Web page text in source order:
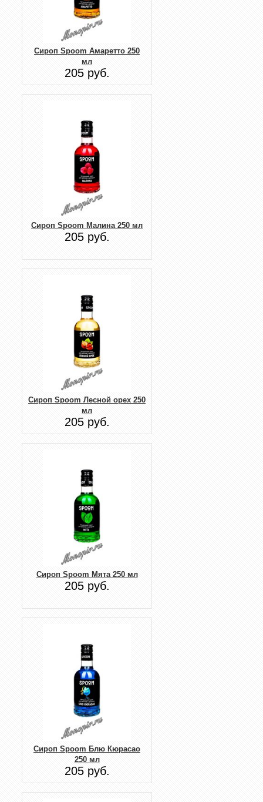
Сироп Spoom Амаретто 250
мл
205 руб.
Сироп Spoom Малина 250 мл
205 руб.
Сироп Spoom Лесной орех 250
мл
205 руб.
Сироп Spoom Мята 250 мл
205 руб.
Сироп Spoom Блю Кюрасао
250 мл
205 руб.